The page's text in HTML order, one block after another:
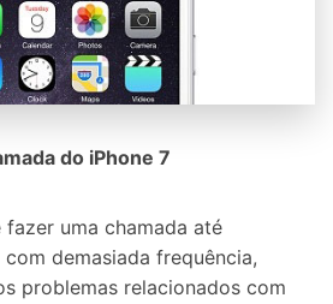
do iPhone 7
uma chamada até
demasiada frequência,
problemas relacionados com